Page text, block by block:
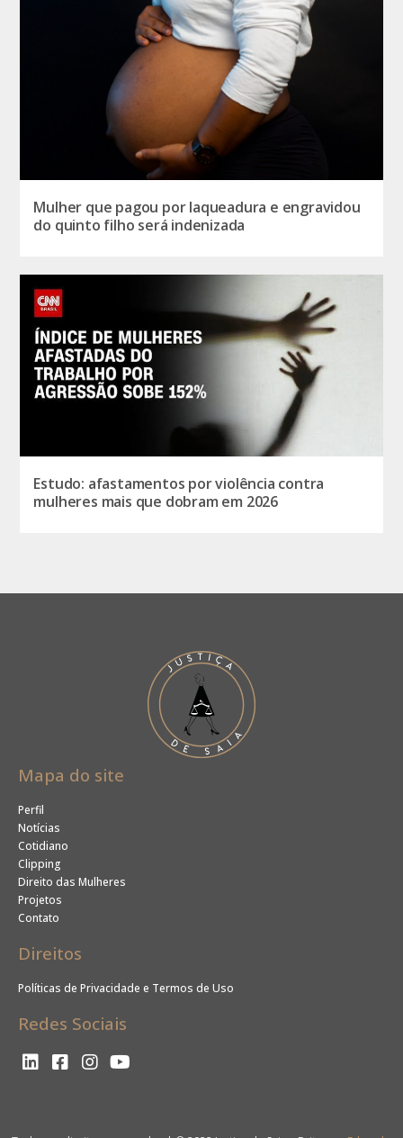
Mulher que pagou por laqueadura e engravidou
do quinto filho será indenizada
Estudo: afastamentos por violência contra
mulheres mais que dobram em 2026
Mapa do site
Perfil
Notícias
Cotidiano
Clipping
Direito das Mulheres
Projetos
Contato
Direitos
Políticas de Privacidade e Termos de Uso
Redes Sociais